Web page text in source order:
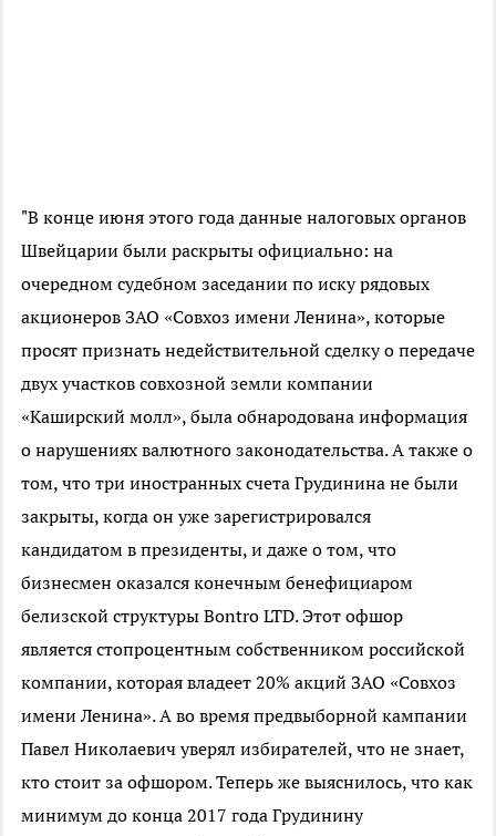
"В конце июня этого года данные налоговых органов
Швейцарии были раскрыты официально: на
очередном судебном заседании по иску рядовых
акционеров ЗАО «Совхоз имени Ленина», которые
просят признать недействительной сделку о передаче
двух участков совхозной земли компании
«Каширский молл», была обнародована информация
о нарушениях валютного законодательства. А также о
том, что три иностранных счета Грудинина не были
закрыты, когда он уже зарегистрировался
кандидатом в президенты, и даже о том, что
бизнесмен оказался конечным бенефициаром
белизской структуры Bontro LTD. Этот офшор
является стопроцентным собственником российской
компании, которая владеет 20% акций ЗАО «Совхоз
имени Ленина». А во время предвыборной кампании
Павел Николаевич уверял избирателей, что не знает,
кто стоит за офшором. Теперь же выяснилось, что как
минимум до конца 2017 года Грудинину